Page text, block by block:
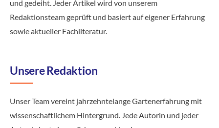
und gedeiht. Jeder Artikel wird von unserem
Redaktionsteam geprüft und basiert auf eigener Erfahrung
sowie aktueller Fachliteratur.
Unsere Redaktion
Unser Team vereint jahrzehntelange Gartenerfahrung mit
wissenschaftlichem Hintergrund. Jede Autorin und jeder